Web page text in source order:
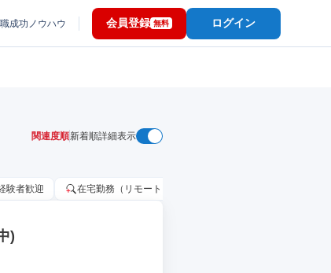
成功ノウハウ 会員登録 無料 ログイン
関連度順新着順詳細表示
験者歓迎 在宅勤務（リモートワーク）OK
)